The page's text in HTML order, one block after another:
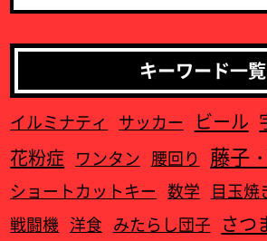
キーワード一覧
イルミナティ サッカー ビール
花粉症 ワンタン 腰回り 藤子
ショートカットキー 数学 目玉焼
戦闘機 洋食 みたらし団子 さつ